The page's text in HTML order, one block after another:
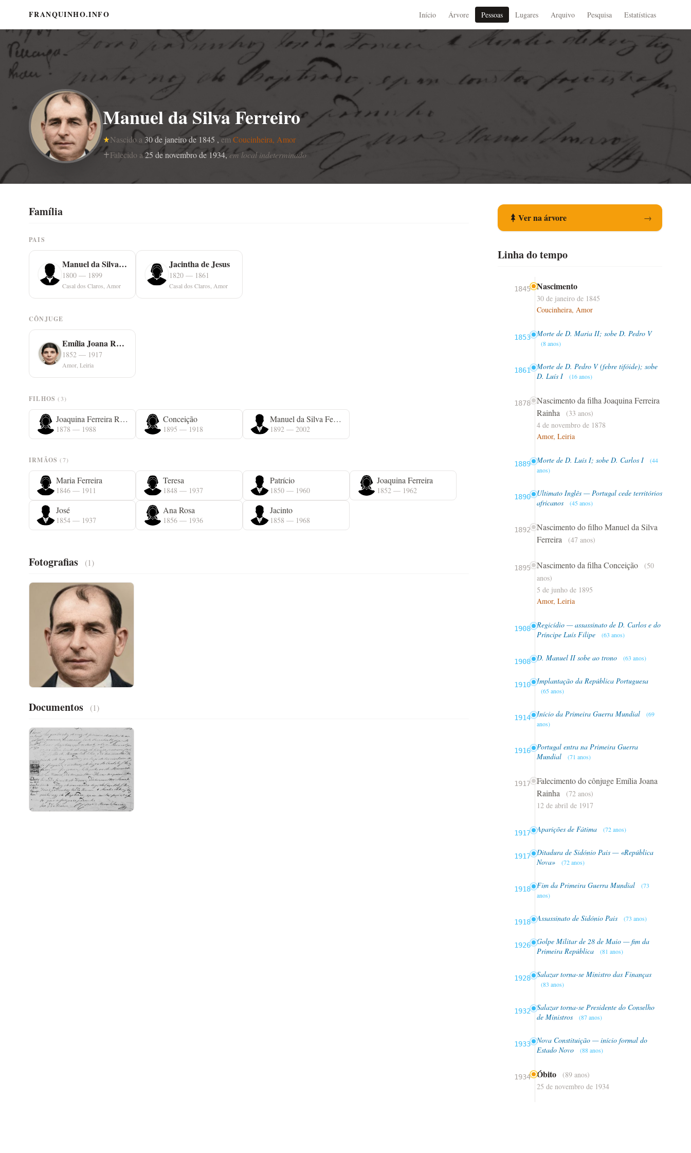
FRANQUINHO.INFO Início Árvore Pessoas Lugares Arquivo Pesquisa Estatísticas
Manuel da Silva Ferreiro
Nascido a 30 de janeiro de 1845 , em Coucinheira, Amor
Falecido a25 de novembro de 1934, em local indeterminado
Família
PAIS
Manuel da Silva Ferreiro
1800 — 1899
Casal dos Claros, Amor
Jacintha de Jesus
1820 — 1861
Casal dos Claros, Amor
CÔNJUGE
Emília Joana Rainha
1852 — 1917
Amor, Leiria
FILHOS(3)
Joaquina Ferreira Rainha
1878 — 1988
Conceição
1895 — 1918
Manuel da Silva Ferreira
1892 — 2002
IRMÃOS(7)
Maria Ferreira
1846 — 1911
Teresa
1848 — 1937
Patrício
1850 — 1960
Joaquina Ferreira
1852 — 1962
José
1854 — 1937
Ana Rosa
1856 — 1936
Jacinto
1858 — 1968
Fotografias (1)
Documentos (1)
Ver na árvore →
Linha do tempo
1845 Nascimento
30 de janeiro de 1845
Coucinheira, Amor
1853 Morte de D. Maria II; sobe D. Pedro V
(8 anos)
1861
Morte de D. Pedro V (febre tifóide); sobe
D. Luís I
(16 anos)
1878
Nascimento da filha Joaquina Ferreira
Rainha
(33 anos)
4 de novembro de 1878
Amor, Leiria
1889 Morte de D. Luís I; sobe D. Carlos I
(44
anos)
1890
Ultimato Inglês — Portugal cede territórios
africanos
(45 anos)
1892
Nascimento do filho Manuel da Silva
Ferreira
(47 anos)
1895 Nascimento da filha Conceição
(50
anos)
5 de junho de 1895
Amor, Leiria
1908
Regicídio — assassinato de D. Carlos e do
Príncipe Luís Filipe
(63 anos)
1908 D. Manuel II sobe ao trono (63 anos)
1910 Implantação da República Portuguesa
(65 anos)
1914 Início da Primeira Guerra Mundial
(69
anos)
1916
Portugal entra na Primeira Guerra
Mundial
(71 anos)
1917
Falecimento do cônjuge Emília Joana
Rainha
(72 anos)
12 de abril de 1917
1917 Aparições de Fátima (72 anos)
1917
Ditadura de Sidónio Pais — «República
Nova»
(72 anos)
1918 Fim da Primeira Guerra Mundial
(73
anos)
1918 Assassinato de Sidónio Pais (73 anos)
1926
Golpe Militar de 28 de Maio — fim da
Primeira República
(81 anos)
1928 Salazar torna-se Ministro das Finanças
(83 anos)
1932
Salazar torna-se Presidente do Conselho
de Ministros
(87 anos)
1933
Nova Constituição — início formal do
Estado Novo
(88 anos)
1934 Óbito
(89 anos)
25 de novembro de 1934